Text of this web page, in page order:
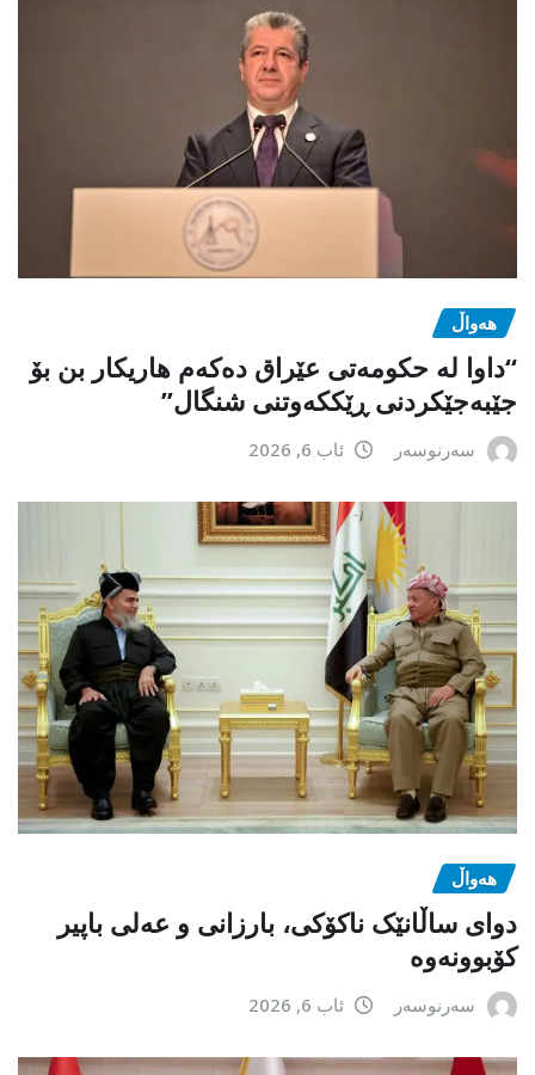
هەواڵ
“داوا لە حكومەتی عێراق دەكەم هاریكار بن بۆ
جێبەجێكردنی ڕێككەوتنی شنگال”
سەرنوسەر ئاب 6, 2026
هەواڵ
دوای ساڵانێک ناکۆکی، بارزانی و عەلی باپیر
کۆبوونەوە
سەرنوسەر ئاب 6, 2026